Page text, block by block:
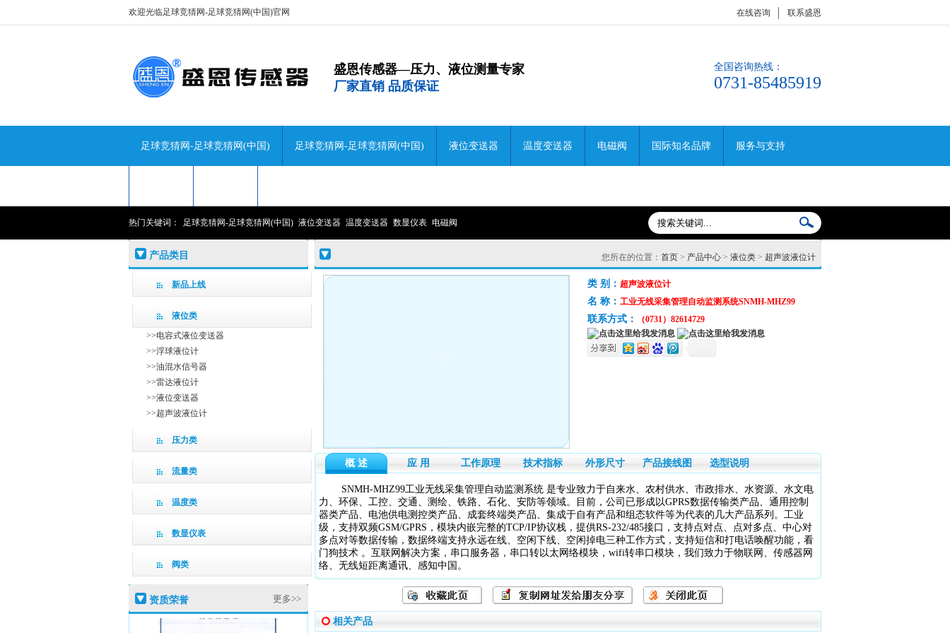
欢迎光临足球竞猜网-足球竞猜网(中国)官网 在线咨询 联系盛恩
盛恩传感器—压力、液位测量专家
厂家直销 品质保证
全国咨询热线：
0731-85485919
足球竞猜网-足球竞猜网(中国) 足球竞猜网-足球竞猜网(中国) 液位变送器 温度变送器 电磁阀 国际知名品牌 服务与支持
热门关键词： 足球竞猜网-足球竞猜网(中国) 液位变送器 温度变送器 数显仪表 电磁阀
产品类目
新品上线
液位类
>>电容式液位变送器
>>浮球液位计
>>油混水信号器
>>雷达液位计
>>液位变送器
>>超声波液位计
压力类
流量类
温度类
数显仪表
阀类
资质荣誉 更多>>
您所在的位置： 首页 > 产品中心 > 液位类 > 超声波液位计
类 别： 超声波液位计
名 称： 工业无线采集管理自动监测系统SNMH-MHZ99
联系方式： （0731）82614729
概 述 应 用 工作原理 技术指标 外形尺寸 产品接线图 选型说明
SNMH-MHZ99工业无线采集管理自动监测系统 是专业致力于自来水、农村供水、市政排水、水资源、水文电
力、环保、工控、交通、测绘、铁路、石化、安防等领域。目前，公司已形成以GPRS数据传输类产品、通用控制
器类产品、电池供电测控类产品、成套终端类产品、集成于自有产品和组态软件等为代表的几大产品系列。工业
级，支持双频GSM/GPRS，模块内嵌完整的TCP/IP协议栈，提供RS-232/485接口，支持点对点、点对多点、中心对
多点对等数据传输，数据终端支持永远在线、空闲下线、空闲掉电三种工作方式，支持短信和打电话唤醒功能，看
门狗技术 。互联网解决方案，串口服务器，串口转以太网络模块，wifi转串口模块，我们致力于物联网 、传感器网
络、无线短距离通讯、感知中国。
相关产品